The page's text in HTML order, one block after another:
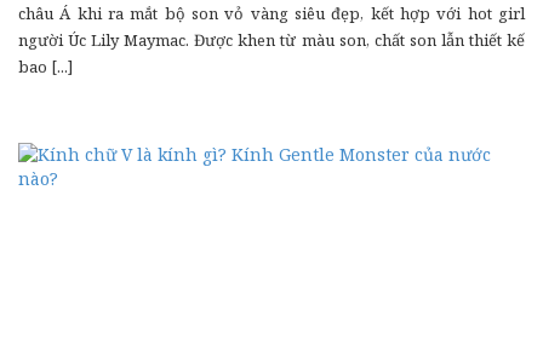
châu Á khi ra mắt bộ son vỏ vàng siêu đẹp, kết hợp với hot girl
người Úc Lily Maymac. Được khen từ màu son, chất son lẫn thiết kế
bao [...]